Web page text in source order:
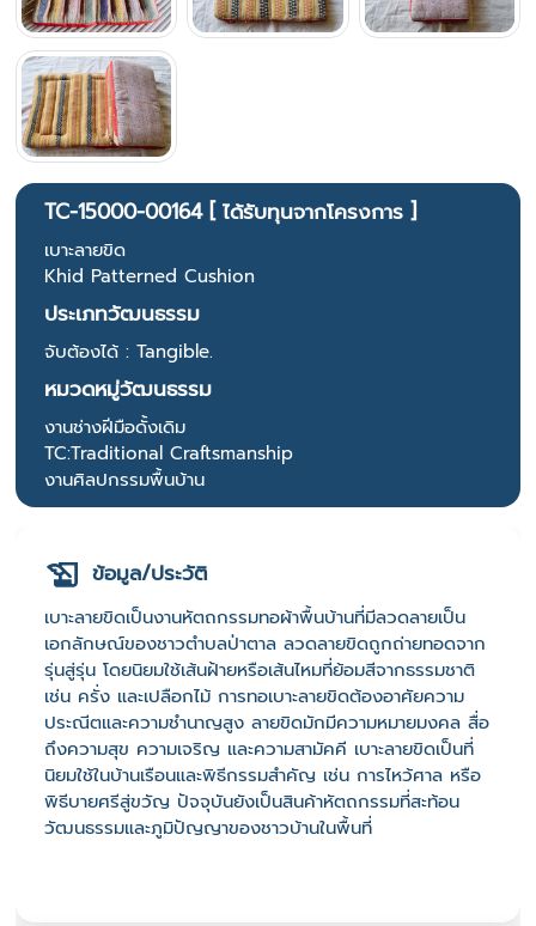
TC-15000-00164 [ ได้รับทุนจากโครงการ ]
เบาะลายขิด
Khid Patterned Cushion
ประเภทวัฒนธรรม
จับต้องได้ : Tangible.
หมวดหมู่วัฒนธรรม
งานช่างฝีมือดั้งเดิม
TC:Traditional Craftsmanship
งานศิลปกรรมพื้นบ้าน
ข้อมูล/ประวัติ
เบาะลายขิดเป็นงานหัตถกรรมทอผ้าพื้นบ้านที่มีลวดลายเป็น
เอกลักษณ์ของชาวตำบลป่าตาล ลวดลายขิดถูกถ่ายทอดจาก
รุ่นสู่รุ่น โดยนิยมใช้เส้นฝ้ายหรือเส้นไหมที่ย้อมสีจากธรรมชาติ
เช่น ครั่ง และเปลือกไม้ การทอเบาะลายขิดต้องอาศัยความ
ประณีตและความชำนาญสูง ลายขิดมักมีความหมายมงคล สื่อ
ถึงความสุข ความเจริญ และความสามัคคี เบาะลายขิดเป็นที่
นิยมใช้ในบ้านเรือนและพิธีกรรมสำคัญ เช่น การไหว้ศาล หรือ
พิธีบายศรีสู่ขวัญ ปัจจุบันยังเป็นสินค้าหัตถกรรมที่สะท้อน
วัฒนธรรมและภูมิปัญญาของชาวบ้านในพื้นที่